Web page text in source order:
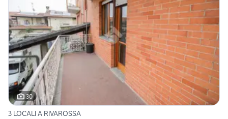
30
3 LOCALI A RIVAROSSA